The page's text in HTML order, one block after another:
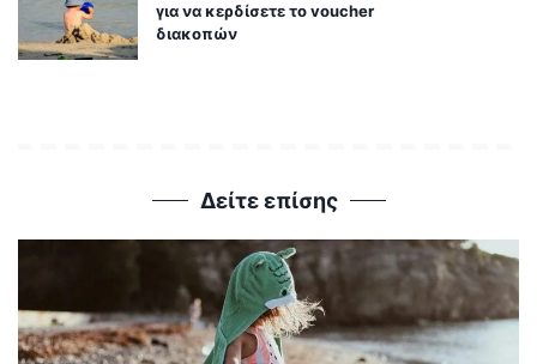
για να κερδίσετε το voucher
διακοπών
Δείτε επίσης